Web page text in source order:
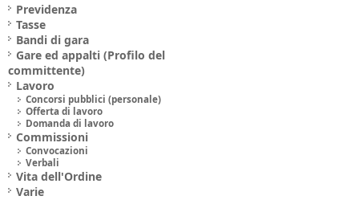
Previdenza
Tasse
Bandi di gara
Gare ed appalti (Profilo del
committente)
Lavoro
Concorsi pubblici (personale)
Offerta di lavoro
Domanda di lavoro
Commissioni
Convocazioni
Verbali
Vita dell'Ordine
Varie